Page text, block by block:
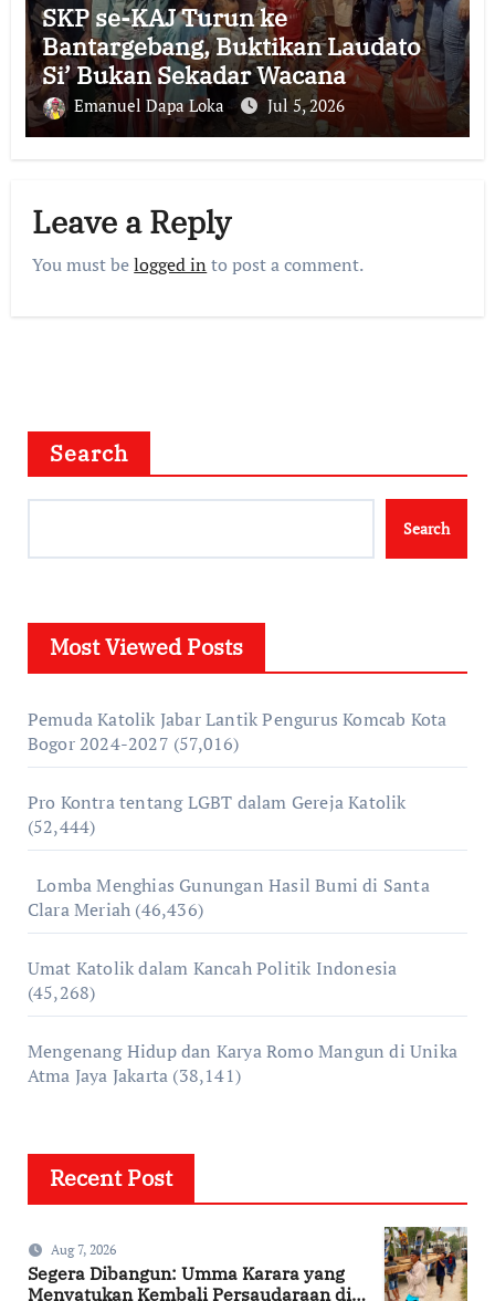
SKP se-KAJ Turun ke
Bantargebang, Buktikan Laudato
Si’ Bukan Sekadar Wacana
Emanuel Dapa Loka Jul 5, 2026
Leave a Reply
You must belogged in to post a comment.
Search
Search
Most Viewed Posts
Pemuda Katolik Jabar Lantik Pengurus Komcab Kota
Bogor 2024-2027 (57,016)
Pro Kontra tentang LGBT dalam Gereja Katolik
(52,444)
Lomba Menghias Gunungan Hasil Bumi di Santa
Clara Meriah (46,436)
Umat Katolik dalam Kancah Politik Indonesia
(45,268)
Mengenang Hidup dan Karya Romo Mangun di Unika
Atma Jaya Jakarta (38,141)
Recent Post
Aug 7, 2026
Segera Dibangun: Umma Karara yang
Menyatukan Kembali Persaudaraan di